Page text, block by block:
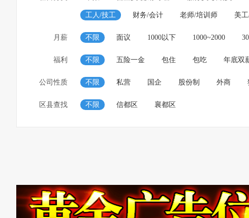
工人/技工 财务/会计 老师/培训师 美
月薪 不限 面议 1000以下 1000~2000
福利 不限 五险一金 包住 包吃 年底双
公司性质 不限 私营 国企 股份制 外商
区县查找 不限 信都区 襄都区